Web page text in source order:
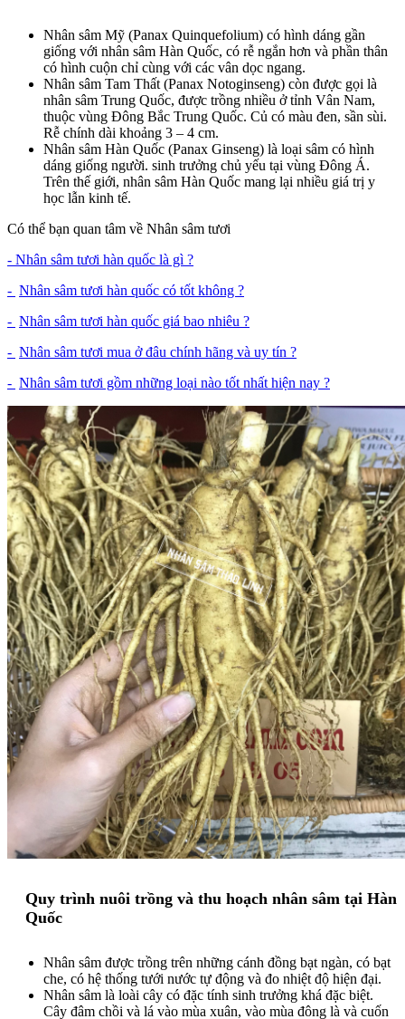
Nhân sâm Mỹ (Panax Quinquefolium) có hình dáng gần
giống với nhân sâm Hàn Quốc, có rễ ngắn hơn và phần thân
có hình cuộn chỉ cùng với các vân dọc ngang.
Nhân sâm Tam Thất (Panax Notoginseng) còn được gọi là
nhân sâm Trung Quốc, được trồng nhiều ở tỉnh Vân Nam,
thuộc vùng Đông Bắc Trung Quốc. Củ có màu đen, sần sùi.
Rễ chính dài khoảng 3 – 4 cm.
Nhân sâm Hàn Quốc (Panax Ginseng) là loại sâm có hình
dáng giống người. sinh trưởng chủ yếu tại vùng Đông Á.
Trên thế giới, nhân sâm Hàn Quốc mang lại nhiều giá trị y
học lẫn kinh tế.
Có thể bạn quan tâm về Nhân sâm tươi
- Nhân sâm tươi hàn quốc là gì ?
- Nhân sâm tươi hàn quốc có tốt không ?
- Nhân sâm tươi hàn quốc giá bao nhiêu ?
- Nhân sâm tươi mua ở đâu chính hãng và uy tín ?
- Nhân sâm tươi gồm những loại nào tốt nhất hiện nay ?
Quy trình nuôi trồng và thu hoạch nhân sâm tại Hàn
Quốc
Nhân sâm được trồng trên những cánh đồng bạt ngàn, có bạt
che, có hệ thống tưới nước tự động và đo nhiệt độ hiện đại.
Nhân sâm là loài cây có đặc tính sinh trưởng khá đặc biệt.
Cây đâm chồi và lá vào mùa xuân, vào mùa đông là và cuốn